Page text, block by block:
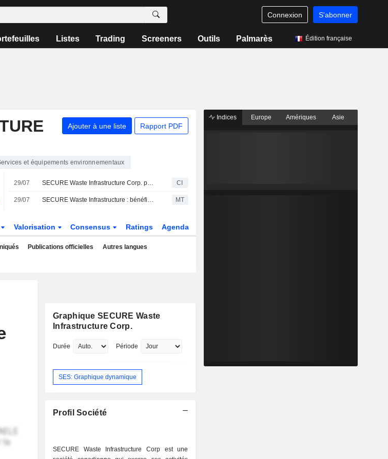
Connexion S'abonner
Listes Trading Screeners Outils Palmarès Édition française
Ajouter à une liste Rapport PDF
et équipements environnementaux
29/07 SECURE Waste Infrastructure Corp. publie ses résultats pour le deuxième trimestre et le premier semestre clos le 30 juin 2026 CI
29/07 SECURE Waste Infrastructure : bénéfice et chiffre d'affaires supérieurs aux attentes au T2 ; les perspectives d'EBITDA pour 2026 sont maintenues MT
Valorisation Consensus Ratings Agenda
Publications officielles Autres langues
Graphique SECURE Waste
Infrastructure Corp.
Durée Période
SES: Graphique dynamique
Profil Société
SECURE Waste Infrastructure Corp est une
Indices Europe Amériques Asie